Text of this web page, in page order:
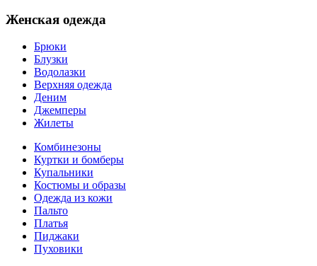
Женская одежда
Брюки
Блузки
Водолазки
Верхняя одежда
Деним
Джемперы
Жилеты
Комбинезоны
Куртки и бомберы
Купальники
Костюмы и образы
Одежда из кожи
Пальто
Платья
Пиджаки
Пуховики